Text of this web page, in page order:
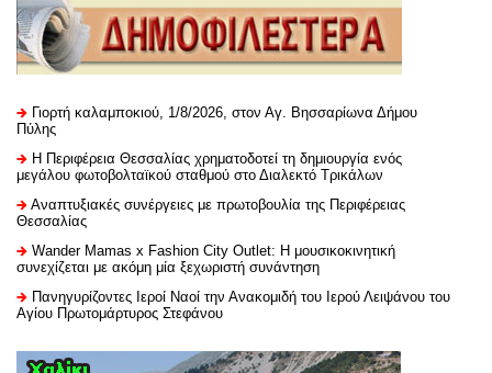
Γιορτή καλαμποκιού, 1/8/2026, στον Αγ. Βησσαρίωνα Δήμου
Πύλης
H Περιφέρεια Θεσσαλίας χρηματοδοτεί τη δημιουργία ενός
μεγάλου φωτοβολταϊκού σταθμού στο Διαλεκτό Τρικάλων
Αναπτυξιακές συνέργειες με πρωτοβουλία της Περιφέρειας
Θεσσαλίας
Wander Mamas x Fashion City Outlet: Η μουσικοκινητική
συνεχίζεται με ακόμη μία ξεχωριστή συνάντηση
Πανηγυρίζοντες Ιεροί Ναοί την Ανακομιδή του Ιερού Λειψάνου του
Αγίου Πρωτομάρτυρος Στεφάνου